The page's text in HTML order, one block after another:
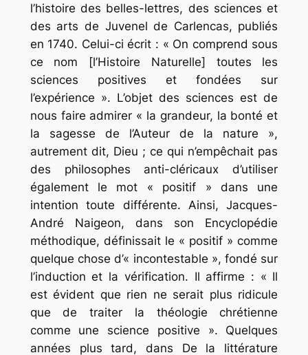
l’histoire des belles-lettres, des sciences et
des arts de Juvenel de Carlencas, publiés
en 1740. Celui-ci écrit : « On comprend sous
ce nom [l’Histoire Naturelle] toutes les
sciences positives et fondées sur
l’expérience ». L’objet des sciences est de
nous faire admirer « la grandeur, la bonté et
la sagesse de l’Auteur de la nature »,
autrement dit, Dieu ; ce qui n’empêchait pas
des philosophes anti-cléricaux d’utiliser
également le mot « positif » dans une
intention toute différente. Ainsi, Jacques-
André Naigeon, dans son Encyclopédie
méthodique, définissait le « positif » comme
quelque chose d’« incontestable », fondé sur
l’induction et la vérification. Il affirme : « Il
est évident que rien ne serait plus ridicule
que de traiter la théologie chrétienne
comme une science positive ». Quelques
années plus tard, dans De la littérature